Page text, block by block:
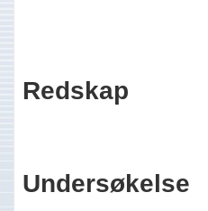
Redskap
Undersøkelse